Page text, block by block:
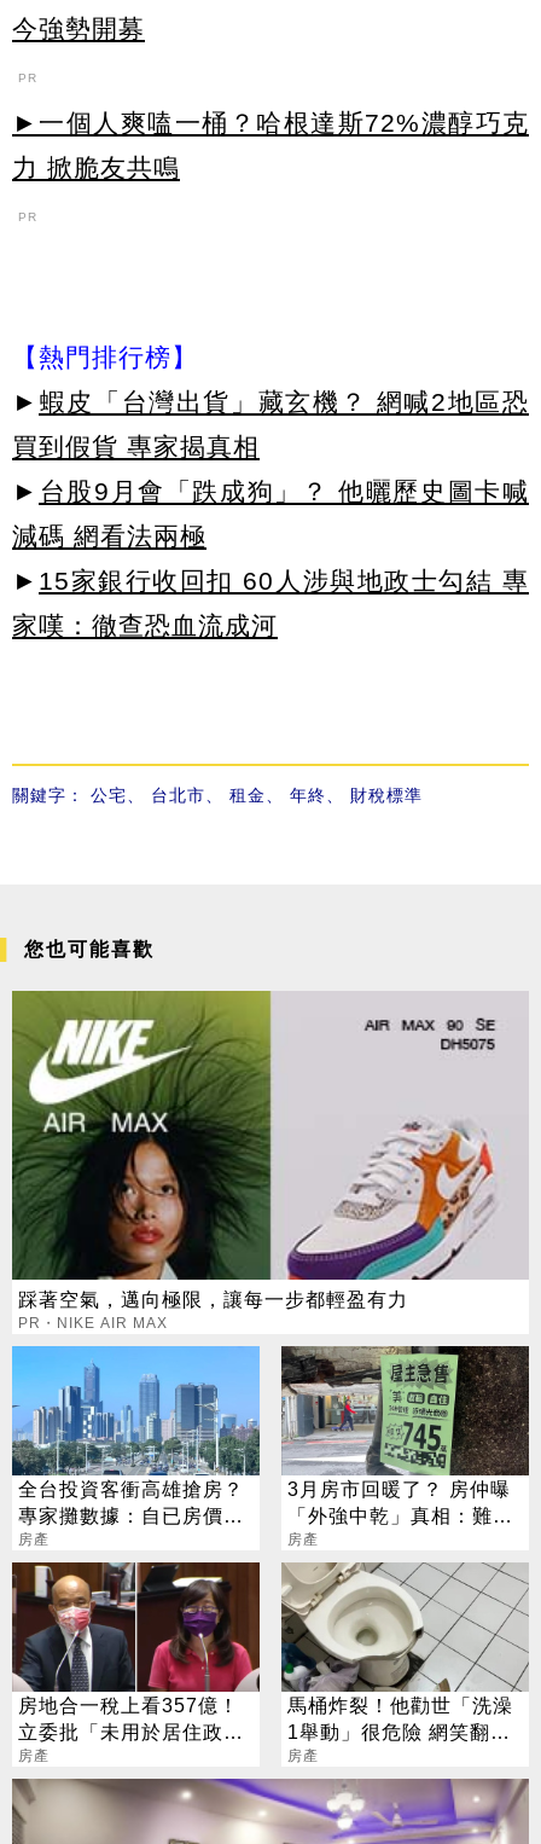
今強勢開募
PR
►一個人爽嗑一桶？哈根達斯72%濃醇巧克
力 掀脆友共鳴
PR
【熱門排行榜】
► 蝦皮「台灣出貨」藏玄機？ 網喊2地區恐
買到假貨 專家揭真相
► 台股9月會「跌成狗」？ 他曬歷史圖卡喊
減碼 網看法兩極
► 15家銀行收回扣 60人涉與地政士勾結 專
家嘆：徹查恐血流成河
關鍵字： 公宅 台北市 租金 年終 財稅標準
您也可能喜歡
踩著空氣，邁向極限，讓每一步都輕盈有力
PR・NIKE AIR MAX
全台投資客衝高雄搶房？
專家攤數據：自已房價自
己炒
房產
3月房市回暖了？ 房仲曝
「外強中乾」真相：難期
待好表現
房產
房地合一稅上看357億！
立委批「未用於居住政
策」 蘇貞昌語塞
房產
馬桶炸裂！他勸世「洗澡
1舉動」很危險 網笑翻：
一代神機
房產